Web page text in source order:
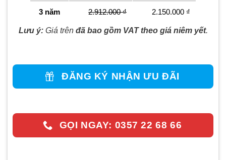
3 năm 2.912.000 ₫ 2.150.000 ₫
Lưu ý:Giá trên đã bao gồm VAT theo giá niêm yết.
ĐĂNG KÝ NHẬN ƯU ĐÃI
GỌI NGAY: 0357 22 68 66